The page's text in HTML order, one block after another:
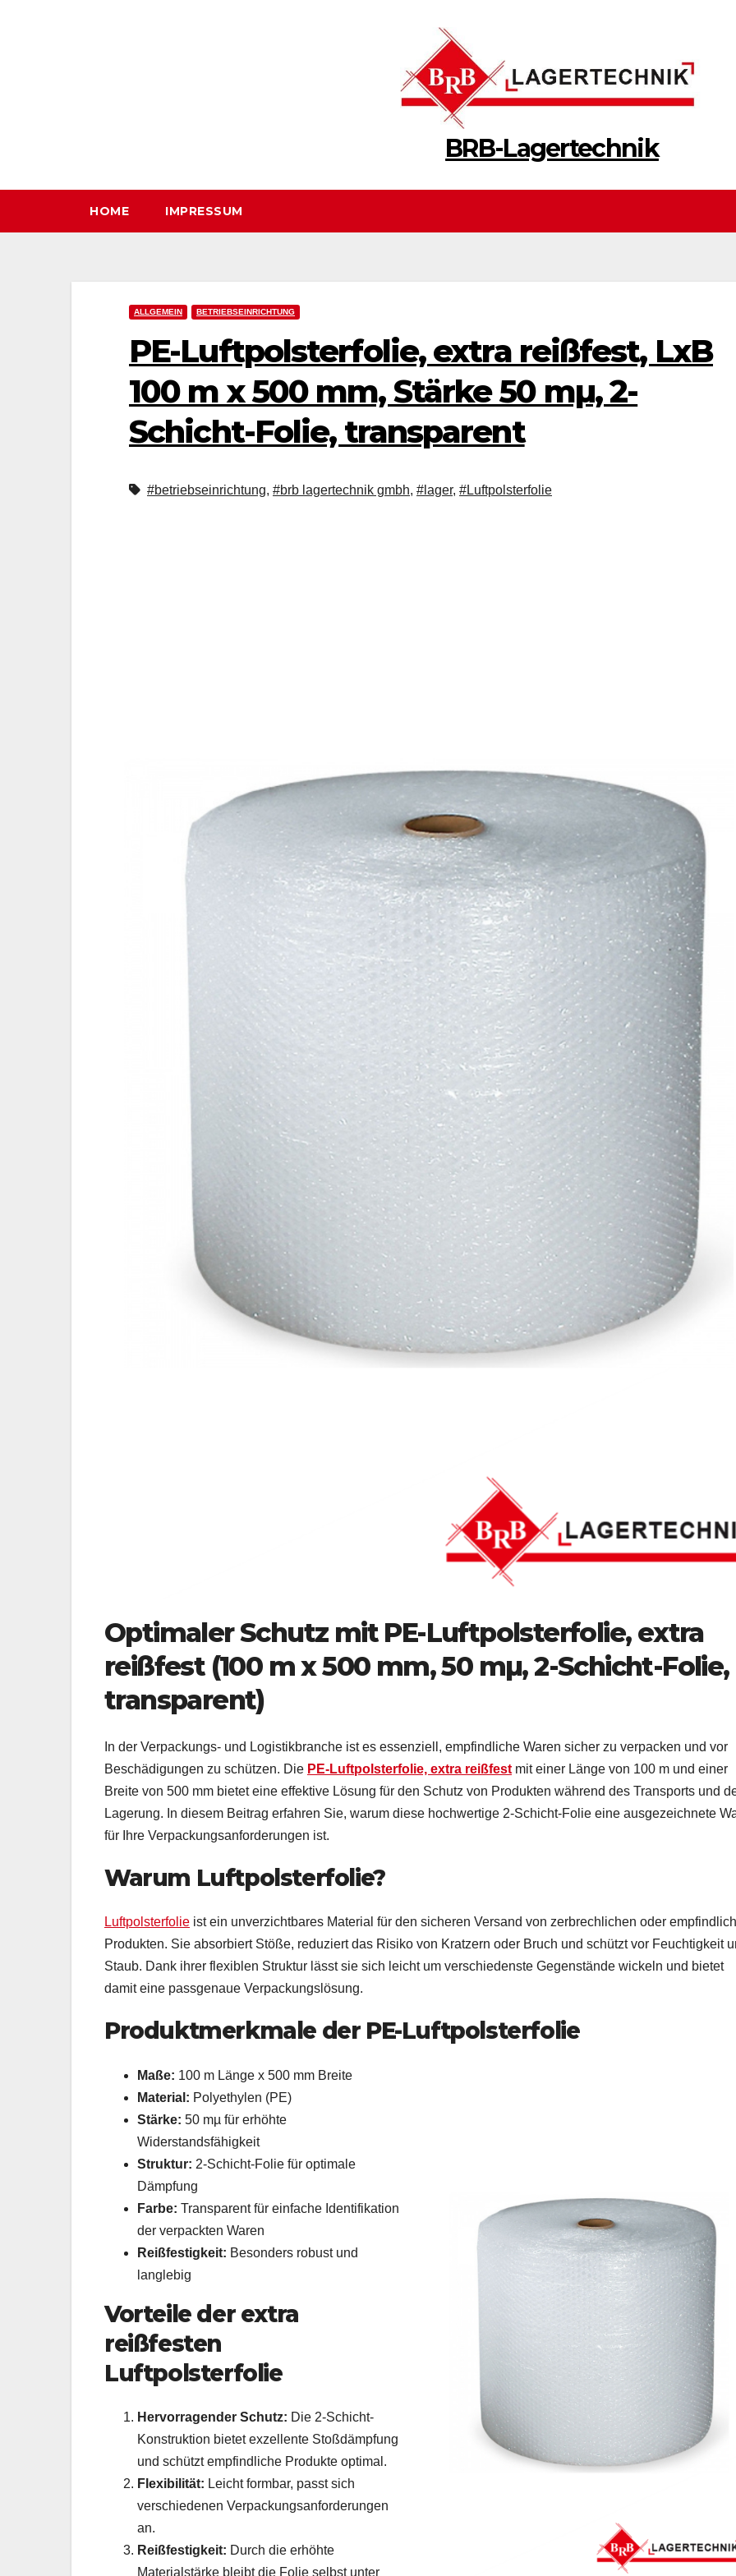
BRB-Lagertechnik
HOME IMPRESSUM
ALLGEMEIN BETRIEBSEINRICHTUNG
PE-Luftpolsterfolie, extra reißfest, LxB
100 m x 500 mm, Stärke 50 mµ, 2-
Schicht-Folie, transparent
#betriebseinrichtung, #brb lagertechnik gmbh, #lager, #Luftpolsterfolie
Optimaler Schutz mit PE-Luftpolsterfolie, extra
reißfest (100 m x 500 mm, 50 mµ, 2-Schicht-Folie,
transparent)
In der Verpackungs- und Logistikbranche ist es essenziell, empfindliche Waren sicher zu verpacken und vor
Beschädigungen zu schützen. Die PE-Luftpolsterfolie, extra reißfest mit einer Länge von 100 m und einer
Breite von 500 mm bietet eine effektive Lösung für den Schutz von Produkten während des Transports und
Lagerung. In diesem Beitrag erfahren Sie, warum diese hochwertige 2-Schicht-Folie eine ausgezeichnete
für Ihre Verpackungsanforderungen ist.
Warum Luftpolsterfolie?
Luftpolsterfolie ist ein unverzichtbares Material für den sicheren Versand von zerbrechlichen oder
Produkten. Sie absorbiert Stöße, reduziert das Risiko von Kratzern oder Bruch und schützt vor Feuchtigkeit
Staub. Dank ihrer flexiblen Struktur lässt sie sich leicht um verschiedenste Gegenstände wickeln und bietet
damit eine passgenaue Verpackungslösung.
Produktmerkmale der PE-Luftpolsterfolie
Maße: 100 m Länge x 500 mm Breite
Material: Polyethylen (PE)
Stärke: 50 mµ für erhöhte
Widerstandsfähigkeit
Struktur: 2-Schicht-Folie für optimale
Dämpfung
Farbe: Transparent für einfache Identifikation
der verpackten Waren
Reißfestigkeit: Besonders robust und
langlebig
Vorteile der extra
reißfesten
Luftpolsterfolie
Hervorragender Schutz: Die 2-Schicht-
Konstruktion bietet exzellente Stoßdämpfung
und schützt empfindliche Produkte optimal.
Flexibilität: Leicht formbar, passt sich
verschiedenen Verpackungsanforderungen
an.
Reißfestigkeit: Durch die erhöhte
Materialstärke bleibt die Folie selbst unter